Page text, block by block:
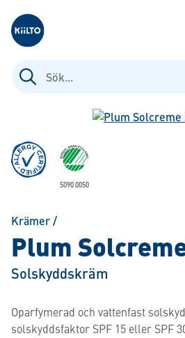
Kiilto Sweden
Sök
efter:
5090 0050
Krämer/
Plum
Solskyddskräm
Oparfymerad och vattenfast
solskyddsfaktor SPF 15 eller SPF